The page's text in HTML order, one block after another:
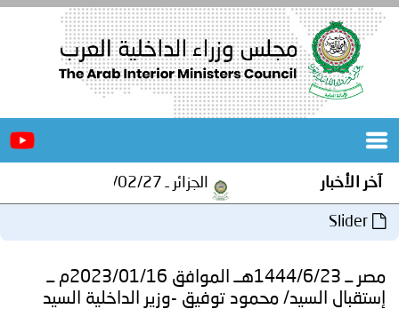
الرئيسية
المجلس
مؤتمرات
آخر الأخبار الجزائر ـ 1448/02/27هـ ــ الموافق 2026/08/10 م - مصالح أمن ولاية المنيعة تستقبل أشبال الهلال الاحمر الجزائري بالمنيعة..
Slider
مصر ــ 1444/6/23هــ الموافق 2023/01/16م ــ
إستقبال السيد/ محمود توفيق -وزير الداخلية السيد